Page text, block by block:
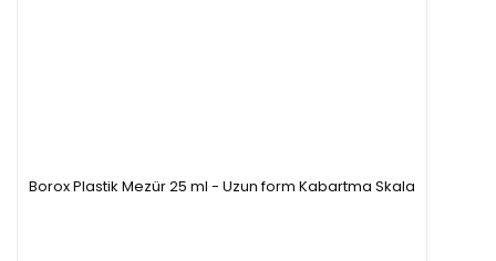
Borox Plastik Mezür 25 ml - Uzun form Kabartma Skala